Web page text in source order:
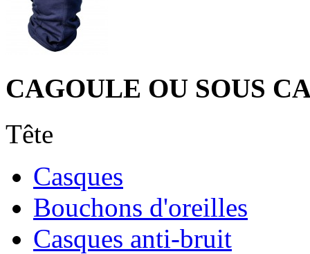
CAGOULE OU SOUS
Tête
Casques
Bouchons d'oreilles
Casques anti-bruit